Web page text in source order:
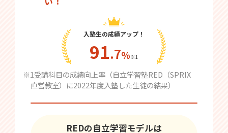
入塾生の成績アップ！
91.7％※1
※1受講科目の成績向上率（自立学習塾RED（SPRIX
直営教室）に2022年度入塾した生徒の結果）
REDの自立学習モデルは